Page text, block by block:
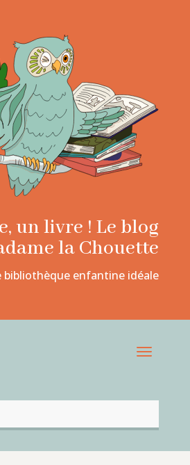
un livre ! Le blog
la Chouette
bibliothèque enfantine idéale